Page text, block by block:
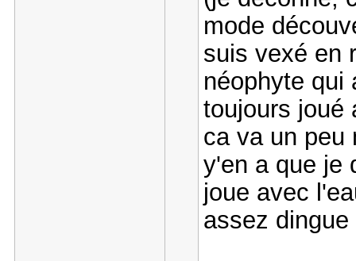
mode
suis vexé en
néophyte qui
toujours joué
ca va un peu
y'en a que je
joue avec
assez dingue